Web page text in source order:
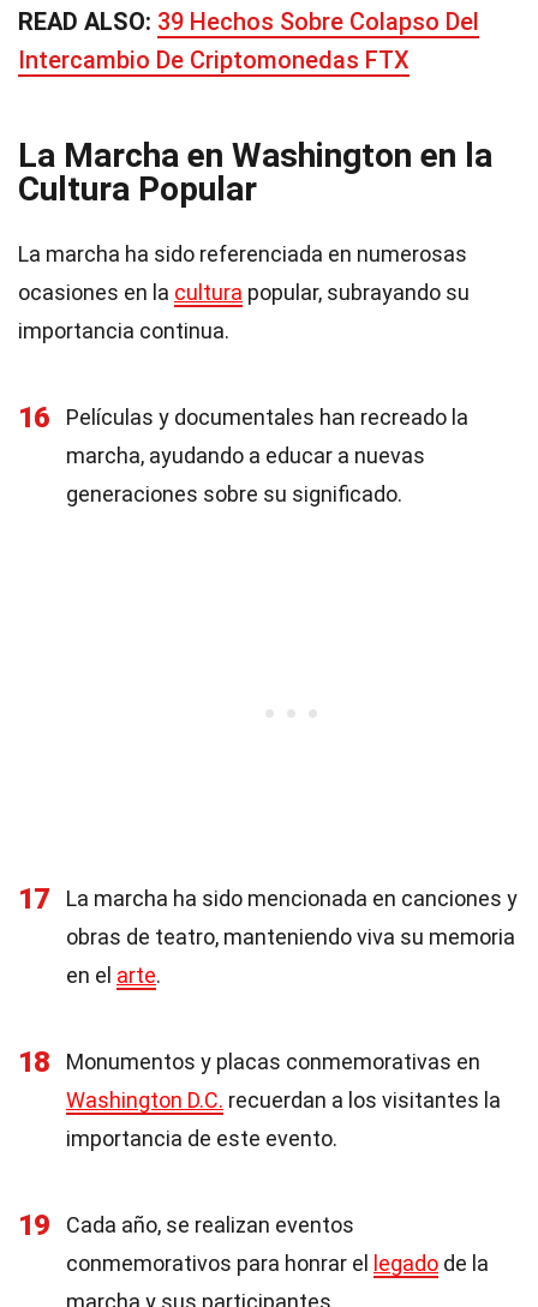
READ ALSO: 39 Hechos Sobre Colapso Del
Intercambio De Criptomonedas FTX
La Marcha en Washington en la
Cultura Popular
La marcha ha sido referenciada en numerosas
ocasiones en la cultura popular, subrayando su
importancia continua.
16
Películas y documentales han recreado la
marcha, ayudando a educar a nuevas
generaciones sobre su significado.
17
La marcha ha sido mencionada en canciones y
obras de teatro, manteniendo viva su memoria
en el arte.
18
Monumentos y placas conmemorativas en
Washington D.C. recuerdan a los visitantes la
importancia de este evento.
19
Cada año, se realizan eventos
conmemorativos para honrar el
legado de la
marcha y sus participantes.